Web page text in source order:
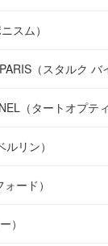
スム）
（スタルク バ
（タートオプテ
リン）
ード）
）